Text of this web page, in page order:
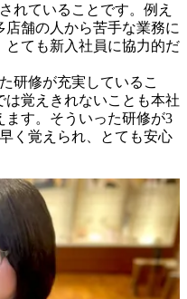
れていることです。例え
舗の人から苦手な業務に
ても新入社員に協力的だ
研修が充実しているこ
は覚えきれないことも本社
す。そういった研修が3
く覚えられ、とても安心